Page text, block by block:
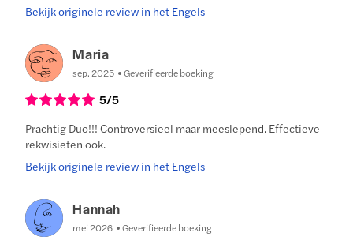
Bekijk originele review in het Engels
Maria
sep. 2025 Geverifieerde boeking
5/5
Prachtig Duo!!! Controversieel maar meeslepend. Effectieve
rekwisieten ook.
Bekijk originele review in het Engels
Hannah
mei 2026 Geverifieerde boeking